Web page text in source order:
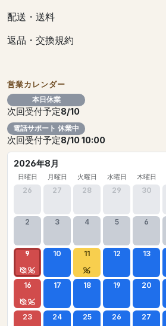
配送・送料
返品・交換規約
営業カレンダー
本日休業
次回受付予定8/10
電話サポート 休業中
次回受付予定8/10 10:00
2026年8月
日曜日 月曜日 火曜日 水曜日 木曜日
26 27 28 29 30
2 3 4 5 6
9 10 11 12 13
16 17 18 19 20
23 24 25 26 27